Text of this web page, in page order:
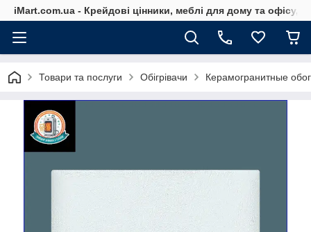
iMart.com.ua - Крейдові цінники, меблі для дому та офісу,
Товари та послуги Обігрівачи Керамогранитные